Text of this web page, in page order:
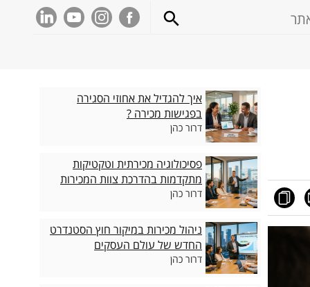
איך להגדיל את אחוזי הסגירה
בפגישות מכירה ?
דרור כהן
פסיכולוגיה מכירתית וטקטיקות
מתקדמות בהדרכת צוות המכירות
דרור כהן
ניהול מכירות במיקור חוץ הסטנדרט
החדש של עולם העסקים
דרור כהן